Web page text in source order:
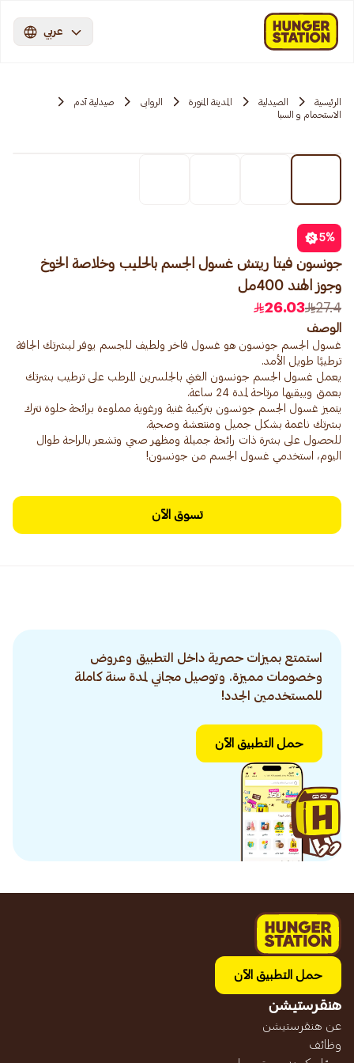
عربي
الرئيسية الصيدلية المدينة المنورة الروابی
صيدلية آدم
الاستحمام و السبا
5%
جونسون فيتا ريتش غسول الجسم بالحليب وخلاصة الخوخ
وجوز الهند 400مل
27.4
26.03
الوصف
غسول الجسم جونسون هو غسول فاخر ولطيف للجسم يوفر لبشرتك الجافة
يعمل غسول الجسم جونسون الغني بالجلسرين المرطب على ترطيب بشرتك
يتميز غسول الجسم جونسون بتركيبة غنية ورغوية مملوءة برائحة حلوة تترك
للحصول على بشرة ذات رائحة جميلة ومظهر صحي وتشعر بالراحة طوال
اليوم، استخدمي غسول الجسم من جونسون!
تسوق الآن
استمتع بميزات حصرية داخل التطبيق وعروض
وخصومات مميزة. وتوصيل مجاني لمدة سنة كاملة
للمستخدمين الجدد!
حمل التطبيق الآن
حمل التطبيق الآن
هنقرستيشن
عن هنقرستيشن
وظائف